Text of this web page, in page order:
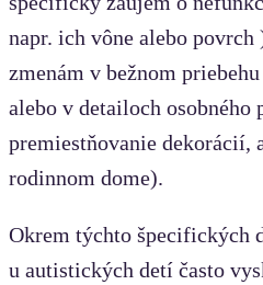
napr. ich vône alebo
zmenám v bežnom
alebo v detailoch osobného
premiestňovanie dekorácií,
rodinnom dome).
Okrem týchto špecifických
u autistických detí často